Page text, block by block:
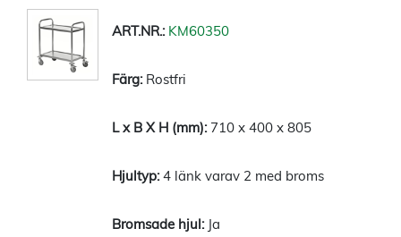
KM60350
Rostfri
710 x 400 x 805
4 länk varav 2 med broms
Ja